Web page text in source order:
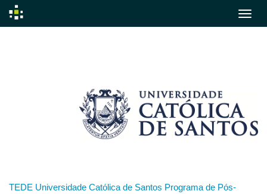
TEDE Universidade Católica de Santos Programa de Pós-